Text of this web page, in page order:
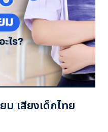
ม เสียงเด็กไทย